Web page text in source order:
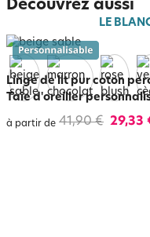
Découvrez aussi
LE
Linge de lit pur coton
Taie d'oreiller
à partir de 41,90 € 29,33